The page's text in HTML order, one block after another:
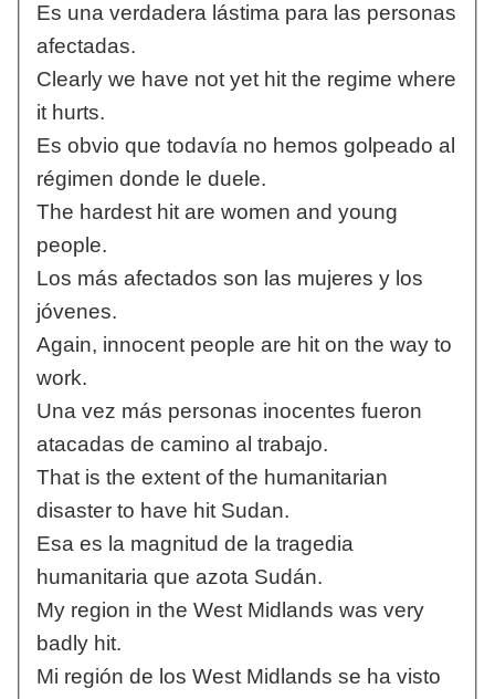
Es una verdadera lástima para las personas
afectadas.
Clearly we have not yet hit the regime where
it hurts.
Es obvio que todavía no hemos golpeado al
régimen donde le duele.
The hardest hit are women and young
people.
Los más afectados son las mujeres y los
jóvenes.
Again, innocent people are hit on the way to
work.
Una vez más personas inocentes fueron
atacadas de camino al trabajo.
That is the extent of the humanitarian
disaster to have hit Sudan.
Esa es la magnitud de la tragedia
humanitaria que azota Sudán.
My region in the West Midlands was very
badly hit.
Mi región de los West Midlands se ha visto